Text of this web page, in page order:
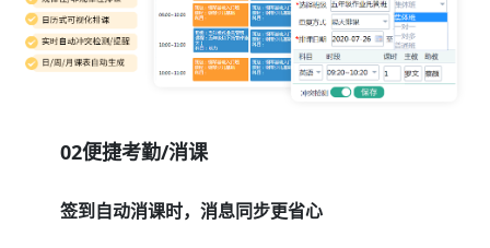
02便捷考勤/消课
签到自动消课时，消息同步更省心